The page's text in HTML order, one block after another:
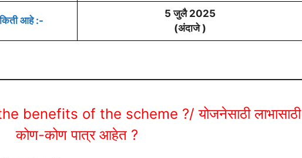
किती आहे :-
5 जुलै 2025
(अंदाजे )
benefits of the scheme ?/ योजनेसाठी लाभासाठी
कोण-कोण पात्र आहेत ?